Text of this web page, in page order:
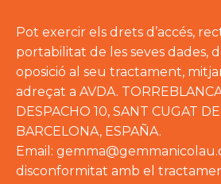
Pot exercir els drets d’accés,
portabilitat de les seves dades,
oposició al seu tractament,
adreçat a AVDA.
DESPACHO 10, SANT CUGAT
BARCELONA, ESPAÑA.
Email:
disconformitat amb el